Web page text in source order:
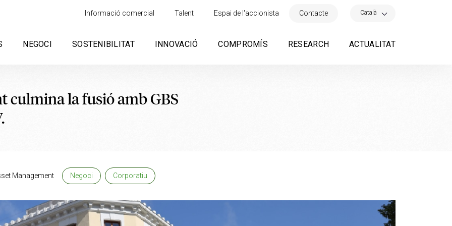
Informació comercial Talent Espai de l'accionista Contacte Català
NEGOCI SOSTENIBILITAT INNOVACIÓ COMPROMÍS RESEARCH ACTUALITAT
culmina la fusió amb GBS
Management Negoci Corporatiu